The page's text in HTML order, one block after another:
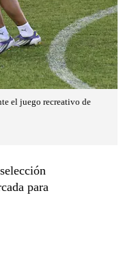
el juego recreativo de
para